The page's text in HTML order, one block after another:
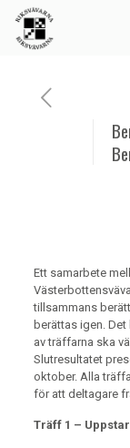
Ett samarbete
tillsammans
berättas igen.
av träffarna ska
Slutresultatet
oktober. Alla
för att deltagare
Träff 1 –